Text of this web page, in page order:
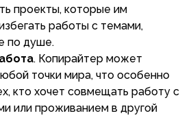
проекты, которые им
работы с темами,
по душе.
. Копирайтер может
точки мира, что особенно
кто хочет совмещать работу с
или проживанием в другой